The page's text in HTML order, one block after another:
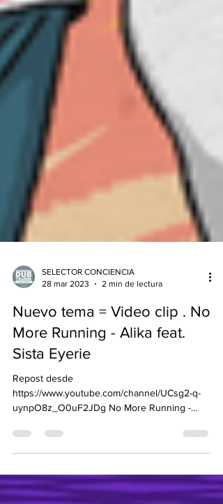
SELECTOR CONCIENCIA
Nuevo tema = Video clip . No
More Running - Alika feat.
Repost desde
https://www.youtube.com/channel/UCsg2-q-
Alika Feat Sista Eyerie Sista Eyerie IG:...